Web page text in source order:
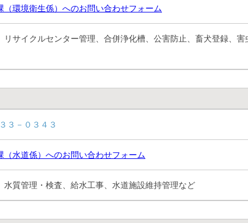
（環境衛生係）へのお問い合わせフォーム
リサイクルセンター管理、合併浄化槽、公害防止、畜犬登録、害
３－０３４３
（水道係）へのお問い合わせフォーム
水質管理・検査、給水工事、水道施設維持管理など